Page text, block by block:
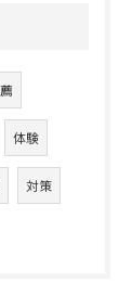
体験
対策